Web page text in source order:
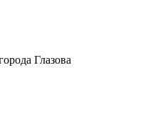
Глазова